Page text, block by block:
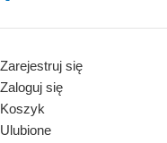
Zarejestruj się
Zaloguj się
Koszyk
Ulubione